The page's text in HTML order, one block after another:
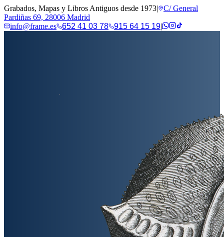
Grabados, Mapas y Libros Antiguos desde 1973|
C/ General
Pardiñas 69, 28006 Madrid
info@frame.es
652 41 03 78 915 64 15 19|